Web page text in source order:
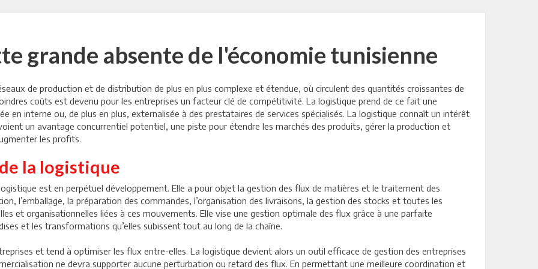
grande absente de l'économie tunisienne
de production et de distribution de plus en plus complexe et étendue, où circulent des quantités croissantes de
coûts est devenu pour les entreprises un facteur clé de compétitivité. La logistique prend de ce fait une
en interne ou, de plus en plus, externalisée à des prestataires de services spécialisés. La logistique connaît un intérêt
un avantage concurrentiel potentiel, une piste pour étendre les marchés des produits, gérer la production et
les profits.
la logistique
est en perpétuel développement. Elle a pour objet la gestion des flux de matières et le traitement des
l’emballage, la préparation des commandes, l’organisation des livraisons, la gestion des stocks et toutes les
et organisationnelles liées à ces mouvements. Elle vise une gestion optimale des flux grâce à une parfaite
et les transformations qu’elles subissent tout au long de la chaîne.
et tend à optimiser les flux entre-elles. La logistique devient alors un outil efficace de gestion des entreprises
ne devra supporter aucune perturbation ou retard des flux. En permettant une meilleure coordination et